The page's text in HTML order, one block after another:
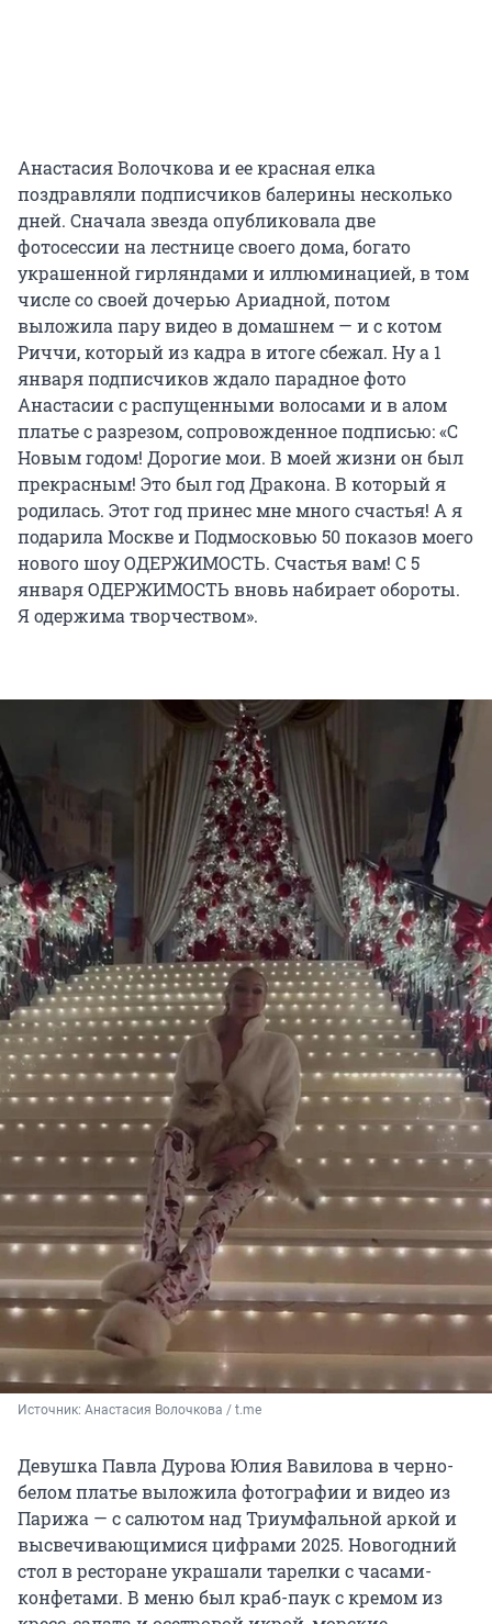
Анастасия Волочкова и ее красная елка
поздравляли подписчиков балерины несколько
дней. Сначала звезда опубликовала две
фотосессии на лестнице своего дома, богато
украшенной гирляндами и иллюминацией, в том
числе со своей дочерью Ариадной, потом
выложила пару видео в домашнем — и с котом
Риччи, который из кадра в итоге сбежал. Ну а 1
января подписчиков ждало парадное фото
Анастасии с распущенными волосами и в алом
платье с разрезом, сопровожденное подписью: «С
Новым годом! Дорогие мои. В моей жизни он был
прекрасным! Это был год Дракона. В который я
родилась. Этот год принес мне много счастья! А я
подарила Москве и Подмосковью 50 показов моего
нового шоу ОДЕРЖИМОСТЬ. Счастья вам! С 5
января ОДЕРЖИМОСТЬ вновь набирает обороты.
Я одержима творчеством».
Источник: Анастасия Волочкова / t.me
Девушка Павла Дурова Юлия Вавилова в черно-
белом платье выложила фотографии и видео из
Парижа — с салютом над Триумфальной аркой и
высвечивающимися цифрами 2025. Новогодний
стол в ресторане украшали тарелки с часами-
конфетами. В меню был краб-паук с кремом из